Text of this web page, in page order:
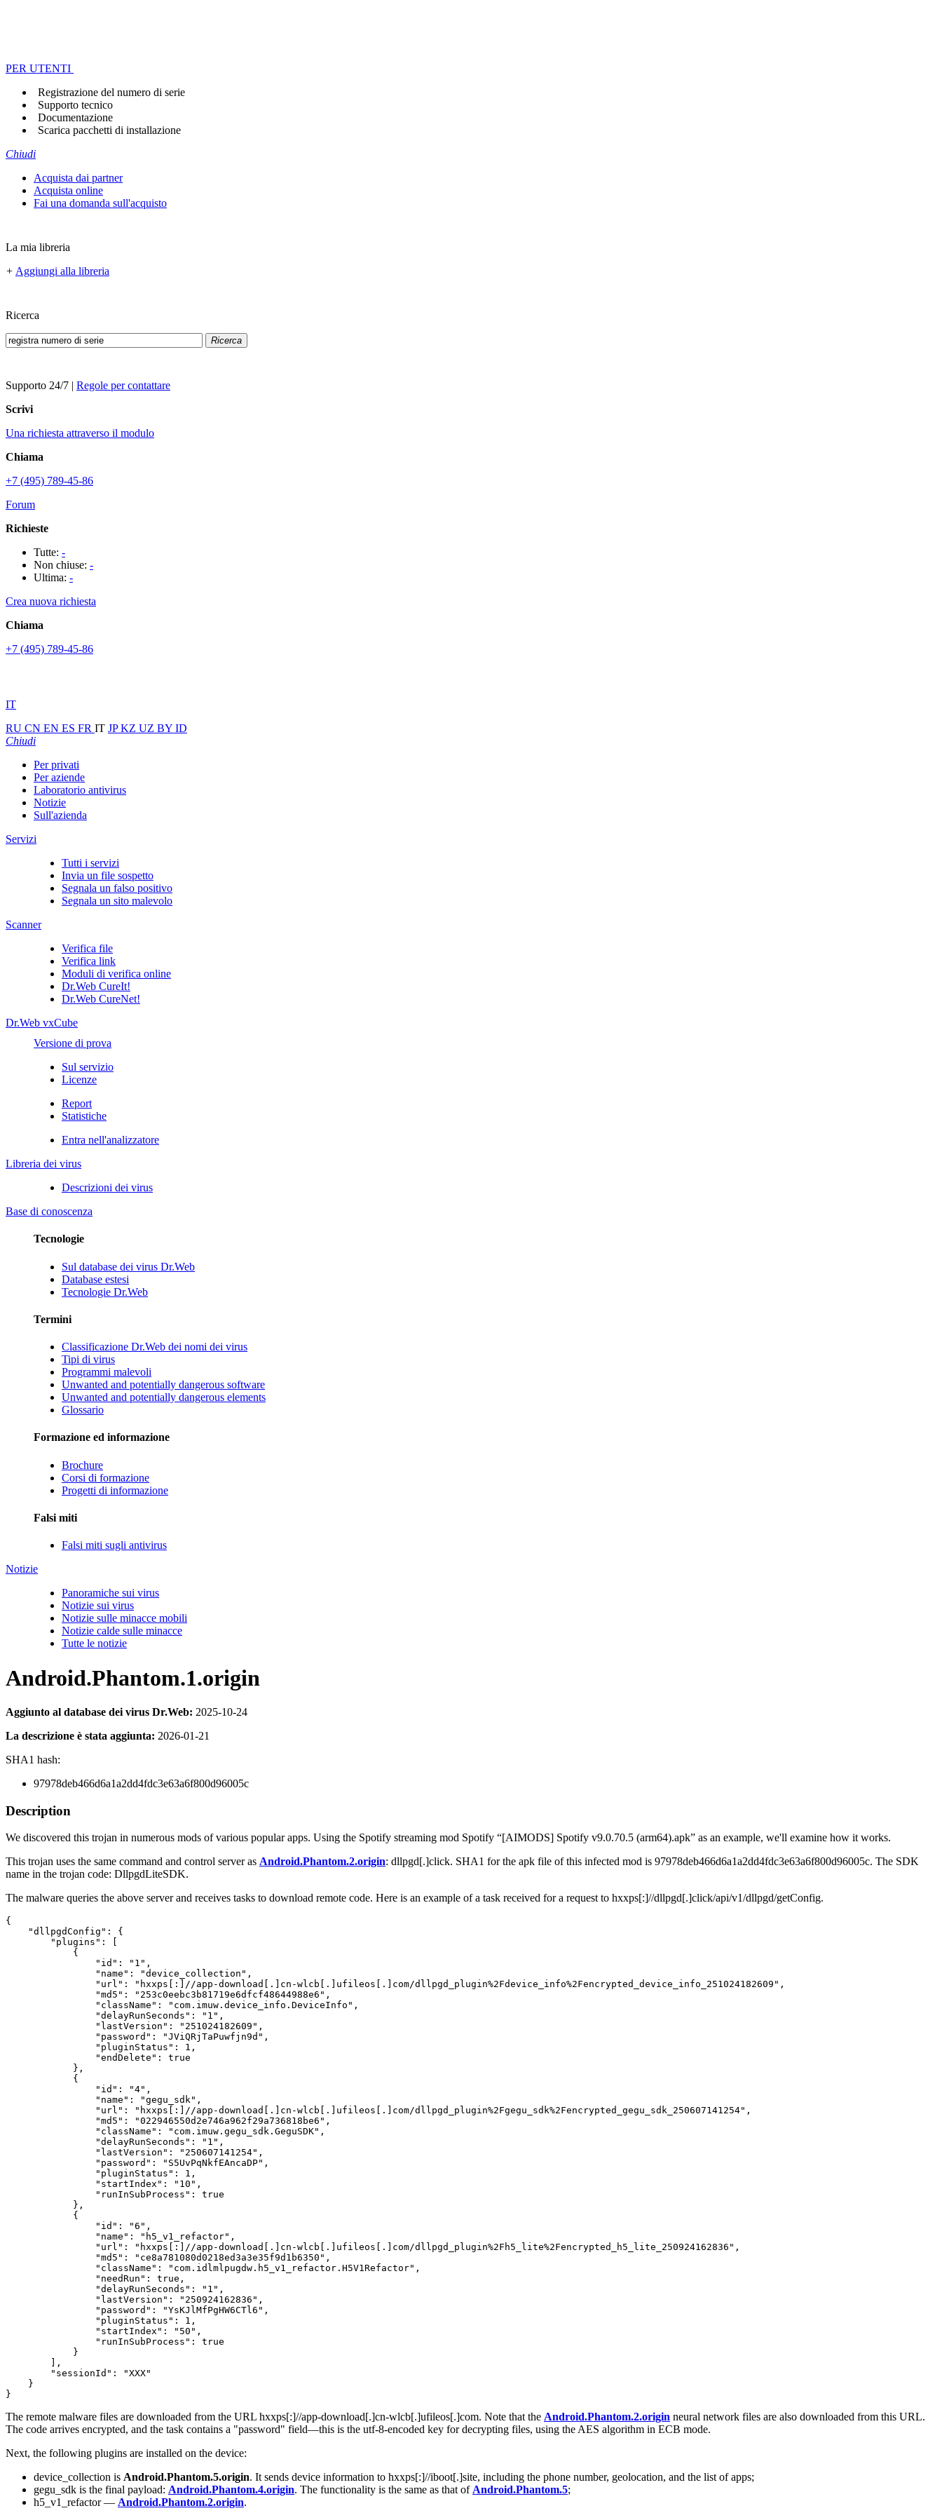
PER UTENTI
Registrazione del numero di serie
Supporto tecnico
Documentazione
Scarica pacchetti di installazione
Chiudi
Acquista dai partner
Acquista online
Fai una domanda sull'acquisto
La mia libreria
+ Aggiungi alla libreria
Ricerca
Ricerca
Supporto 24/7 | Regole per contattare
Scrivi
Una richiesta attraverso il modulo
Chiama
+7 (495) 789-45-86
Forum
Richieste
Tutte: -
Non chiuse: -
Ultima: -
Crea nuova richiesta
Chiama
+7 (495) 789-45-86
IT
RU CN EN ES FR IT JPKZ UZ BY ID
Chiudi
Per privati
Per aziende
Laboratorio antivirus
Notizie
Sull'azienda
Servizi
Tutti i servizi
Invia un file sospetto
Segnala un falso positivo
Segnala un sito malevolo
Scanner
Verifica file
Verifica link
Moduli di verifica online
Dr.Web CureIt!
Dr.Web CureNet!
Dr.Web vxCube
Versione di prova
Sul servizio
Licenze
Report
Statistiche
Entra nell'analizzatore
Libreria dei virus
Descrizioni dei virus
Base di conoscenza
Tecnologie
Sul database dei virus Dr.Web
Database estesi
Tecnologie Dr.Web
Termini
Classificazione Dr.Web dei nomi dei virus
Tipi di virus
Programmi malevoli
Unwanted and potentially dangerous software
Unwanted and potentially dangerous elements
Glossario
Formazione ed informazione
Brochure
Corsi di formazione
Progetti di informazione
Falsi miti
Falsi miti sugli antivirus
Notizie
Panoramiche sui virus
Notizie sui virus
Notizie sulle minacce mobili
Notizie calde sulle minacce
Tutte le notizie
Android.Phantom.1.origin
Aggiunto al database dei virus Dr.Web: 2025-10-24
La descrizione è stata aggiunta: 2026-01-21
SHA1 hash:
97978deb466d6a1a2dd4fdc3e63a6f800d96005c
Description
We discovered this trojan in numerous mods of various popular apps. Using the Spotify streaming mod Spotify “[AIMODS] Spotify v9.0.70.5 (arm64).apk” as an example, we'll examine how it works.
This trojan uses the same command and control server as Android.Phantom.2.origin: dllpgd[.]click. SHA1 for the apk file of this infected mod is 97978deb466d6a1a2dd4fdc3e63a6f800d96005c. The SDK
name in the trojan code: DllpgdLiteSDK.
The malware queries the above server and receives tasks to download remote code. Here is an example of a task received for a request to hxxps[:]//dllpgd[.]click/api/v1/dllpgd/getConfig.
{
    "dllpgdConfig": {
        "plugins": [
            {
                "id": "1",
                "name": "device_collection",
                "url": "hxxps[:]//app-download[.]cn-wlcb[.]ufileos[.]com/dllpgd_plugin%2Fdevice_info%2Fencrypted_device_info_251024182609",
                "md5": "253c0eebc3b81719e6dfcf48644988e6",
                "className": "com.imuw.device_info.DeviceInfo",
                "delayRunSeconds": "1",
                "lastVersion": "251024182609",
                "password": "JViQRjTaPuwfjn9d",
                "pluginStatus": 1,
                "endDelete": true
            },
            {
                "id": "4",
                "name": "gegu_sdk",
                "url": "hxxps[:]//app-download[.]cn-wlcb[.]ufileos[.]com/dllpgd_plugin%2Fgegu_sdk%2Fencrypted_gegu_sdk_250607141254",
                "md5": "022946550d2e746a962f29a736818be6",
                "className": "com.imuw.gegu_sdk.GeguSDK",
                "delayRunSeconds": "1",
                "lastVersion": "250607141254",
                "password": "S5UvPqNkfEAncaDP",
                "pluginStatus": 1,
                "startIndex": "10",
                "runInSubProcess": true
            },
            {
                "id": "6",
                "name": "h5_v1_refactor",
                "url": "hxxps[:]//app-download[.]cn-wlcb[.]ufileos[.]com/dllpgd_plugin%2Fh5_lite%2Fencrypted_h5_lite_250924162836",
                "md5": "ce8a781080d0218ed3a3e35f9d1b6350",
                "className": "com.idlmlpugdw.h5_v1_refactor.H5V1Refactor",
                "needRun": true,
                "delayRunSeconds": "1",
                "lastVersion": "250924162836",
                "password": "YsKJlMfPgHW6CTl6",
                "pluginStatus": 1,
                "startIndex": "50",
                "runInSubProcess": true
            }
        ],
        "sessionId": "ХХХ"
    }
}
The remote malware files are downloaded from the URL hxxps[:]//app-download[.]cn-wlcb[.]ufileos[.]com. Note that the Android.Phantom.2.origin neural network files are also downloaded from this URL.
The code arrives encrypted, and the task contains a "password" field—this is the utf-8-encoded key for decrypting files, using the AES algorithm in ECB mode.
Next, the following plugins are installed on the device:
device_collection is Android.Phantom.5.origin. It sends device information to hxxps[:]//iboot[.]site, including the phone number, geolocation, and the list of apps;
gegu_sdk is the final payload: Android.Phantom.4.origin. The functionality is the same as that ofAndroid.Phantom.5;
h5_v1_refactor — Android.Phantom.2.origin.